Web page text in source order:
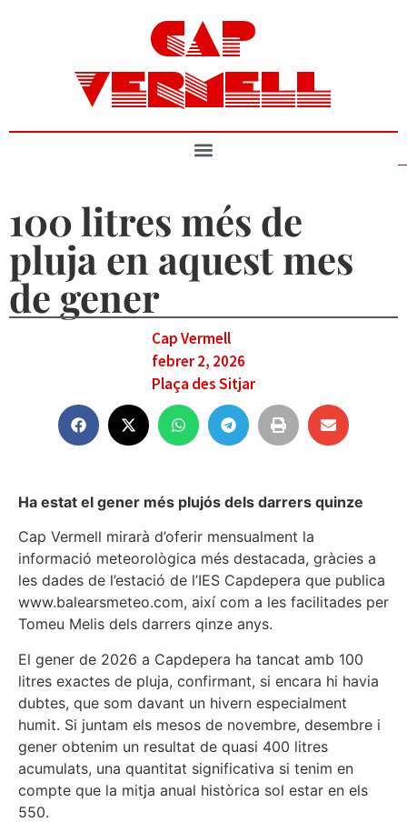
CAP
VERMELL
100 litres més de
pluja en aquest mes
de gener
Cap Vermell
febrer 2, 2026
Plaça des Sitjar
Ha estat el gener més plujós dels darrers quinze
Cap Vermell mirarà d’oferir mensualment la
informació meteorològica més destacada, gràcies a
les dades de l’estació de l’IES Capdepera que publica
www.balearsmeteo.com, així com a les facilitades per
Tomeu Melis dels darrers qinze anys.
El gener de 2026 a Capdepera ha tancat amb 100
litres exactes de pluja, confirmant, si encara hi havia
dubtes, que som davant un hivern especialment
humit. Si juntam els mesos de novembre, desembre i
gener obtenim un resultat de quasi 400 litres
acumulats, una quantitat significativa si tenim en
compte que la mitja anual històrica sol estar en els
550.